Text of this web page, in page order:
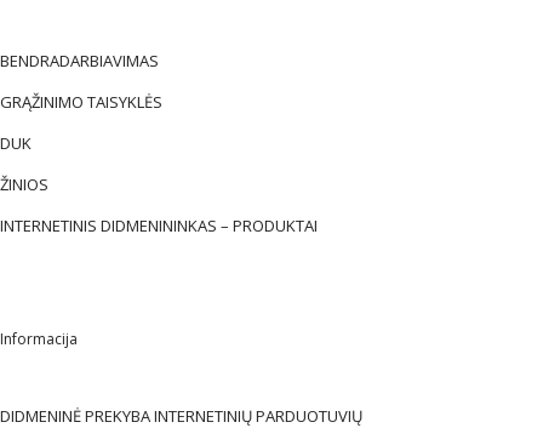
BENDRADARBIAVIMAS
GRĄŽINIMO TAISYKLĖS
DUK
ŽINIOS
INTERNETINIS DIDMENININKAS – PRODUKTAI
Informacija
DIDMENINĖ PREKYBA INTERNETINIŲ PARDUOTUVIŲ